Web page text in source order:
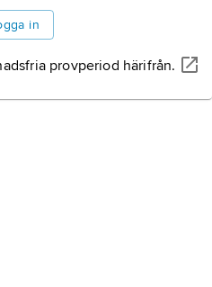
in
provperiod härifrån.